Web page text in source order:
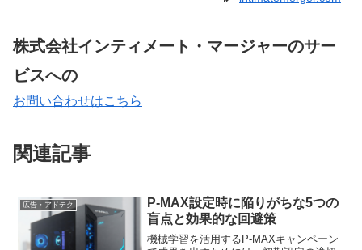
株式会社インティメート・マージャーのサー
ビスへの
お問い合わせはこちら
関連記事
広告・アドテク
P-MAX設定時に陥りがちな5つの
盲点と効果的な回避策
機械学習を活用するP-MAXキャンペーン